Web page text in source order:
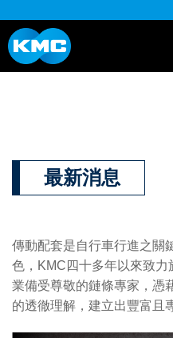
最新消息
傳動配套是自行車行進之關
色，KMC四十多年以來致
業備受尊敬的鏈條專家，憑
的透徹理解，建立出豐富且